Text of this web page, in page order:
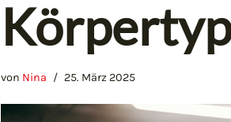
von Nina 25. März 2025